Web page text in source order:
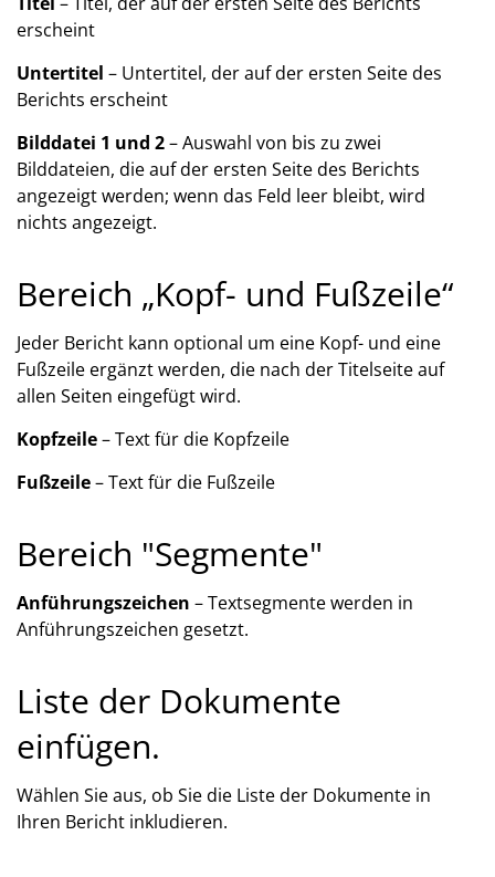
erscheint
Untertitel – Untertitel, der auf der ersten Seite des
Berichts erscheint
Bilddatei 1 und 2– Auswahl von bis zu zwei
Bilddateien, die auf der ersten Seite des Berichts
angezeigt werden; wenn das Feld leer bleibt, wird
nichts angezeigt.
Bereich „Kopf- und Fußzeile“
Jeder Bericht kann optional um eine Kopf- und eine
Fußzeile ergänzt werden, die nach der Titelseite auf
allen Seiten eingefügt wird.
Kopfzeile– Text für die Kopfzeile
Fußzeile– Text für die Fußzeile
Bereich "Segmente"
Anführungszeichen – Textsegmente werden in
Anführungszeichen gesetzt.
Liste der Dokumente
einfügen.
Wählen Sie aus, ob Sie die Liste der Dokumente in
Ihren Bericht inkludieren.